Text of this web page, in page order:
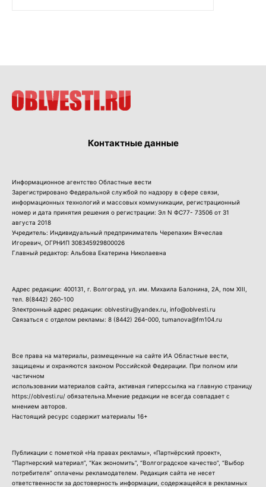
Контактные данные
Информационное агентство Областные вести
Зарегистрировано Федеральной службой по надзору в сфере связи,
информационных технологий и массовых коммуникации, регистрационный
номер и дата принятия решения о регистрации: Эл N ФС77- 73506 от 31
августа 2018
Учредитель: Индивидуальный предприниматель Черепахин Вячеслав
Игоревич, ОГРНИП 308345929800026
Главный редактор: Альбова Екатерина Николаевна
Адрес редакции: 400131, г. Волгоград, ул. им. Михаила Балонина, 2А, пом XIII,
тел. 8(8442) 260-100
Электронный адрес редакции: oblvestiru@yandex.ru, info@oblvesti.ru
Связаться с отделом рекламы: 8 (8442) 264-000 , tumanova@fm104.ru
Все права на материалы, размещенные на сайте ИА Областные вести,
защищены и охраняются законом Российской Федерации. При полном или
частичном
использовании материалов сайта, активная гиперссылка на главную страницу
https://oblvesti.ru/ обязательна.Мнение редакции не всегда совпадает с
мнением авторов.
Настоящий ресурс содержит материалы 16+
Публикации с пометкой «На правах рекламы», «Партнёрский проект»,
“Партнерский материал”, “Как экономить”, “Волгоградское качество”, “Выбор
потребителя” оплачены рекламодателем. Редакция сайта не несет
ответственности за достоверность информации, содержащейся в рекламных